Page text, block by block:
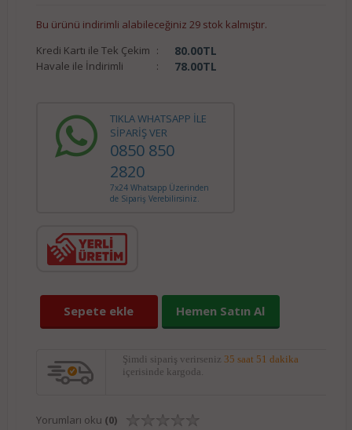
Bu ürünü indirimli alabileceğiniz 29 stok kalmıştır.
Kredi Kartı ile Tek Çekim : 80.00TL
Havale ile İndirimli : 78.00TL
TIKLA WHATSAPP İLE
SİPARİŞ VER
0850 850
2820
7x24 Whatsapp Üzerinden
de Sipariş Verebilirsiniz.
Sepete ekle Hemen Satın Al
Şimdi sipariş verirseniz 35 saat 51 dakika
içerisinde kargoda.
Yorumları oku (0)